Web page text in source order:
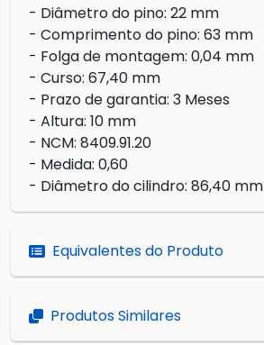
- Diâmetro do pino: 22 mm
- Comprimento do pino: 63 mm
- Folga de montagem: 0,04 mm
- Curso: 67,40 mm
- Prazo de garantia: 3 Meses
- Altura: 10 mm
- NCM: 8409.91.20
- Medida: 0,60
- Diâmetro do cilindro: 86,40 mm
Equivalentes do Produto
Produtos Similares